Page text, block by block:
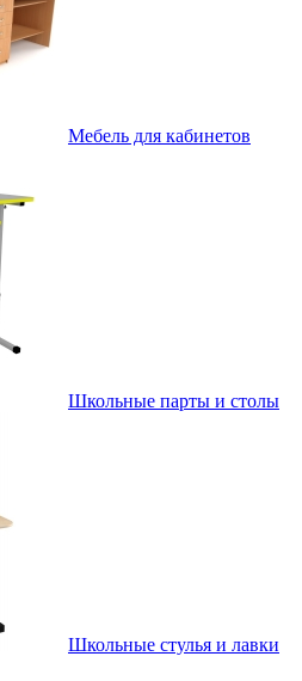
Мебель для кабинетов
Школьные парты и столы
Школьные стулья и лавки